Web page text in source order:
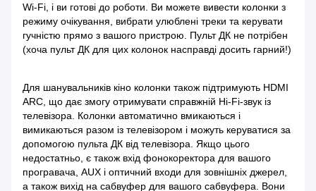
Wi-Fi, і ви готові до роботи. Ви можете вивести колонки з
режиму очікування, вибрати улюблені треки та керувати
гучністю прямо з вашого пристрою. Пульт ДК не потрібен
(хоча пульт ДК для цих колонок насправді досить гарний!)
Для шанувальників кіно колонки також підтримують HDMI
ARC, що дає змогу отримувати справжній Hi-Fi-звук із
телевізора. Колонки автоматично вмикаються і
вимикаються разом із телевізором і можуть керуватися за
допомогою пульта ДК від телевізора. Якщо цього
недостатньо, є також вхід фонокоректора для вашого
програвача, AUX і оптичний входи для зовнішніх джерел,
а також вихід на сабвуфер для вашого сабвуфера. Вони